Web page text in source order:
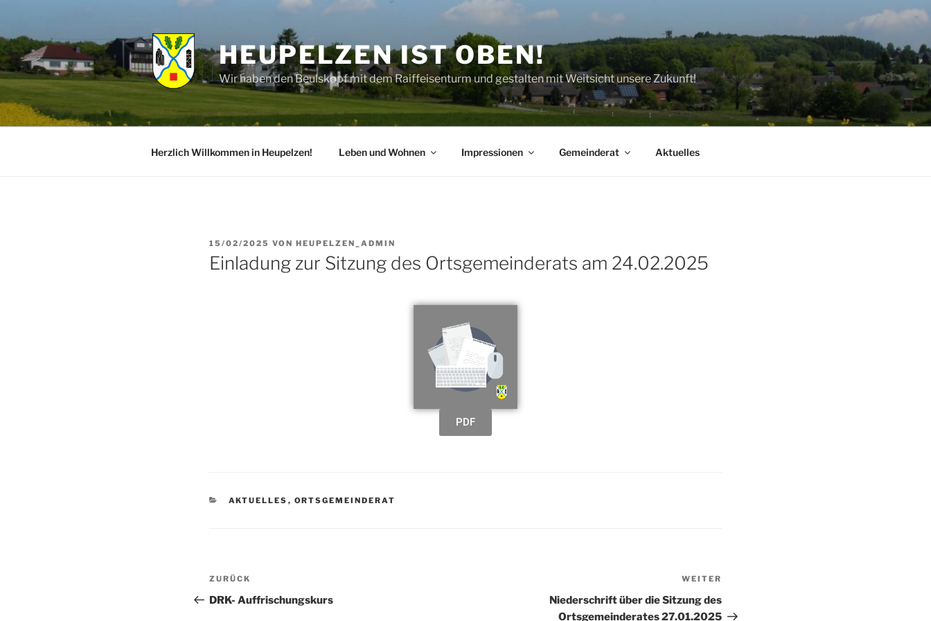
HEUPELZEN IST OBEN!
Wir haben den Beulskopf mit dem Raiffeisenturm und gestalten mit Weitsicht unsere Zukunft!
Herzlich Willkommen in Heupelzen! Leben und Wohnen Impressionen Gemeinderat Aktuelles
15/02/2025 VON HEUPELZEN_ADMIN
Einladung zur Sitzung des Ortsgemeinderats am 24.02.2025
PDF
AKTUELLES , ORTSGEMEINDERAT
ZURÜCK
DRK- Auffrischungskurs
WEITER
Niederschrift über die Sitzung des
Ortsgemeinderates 27.01.2025